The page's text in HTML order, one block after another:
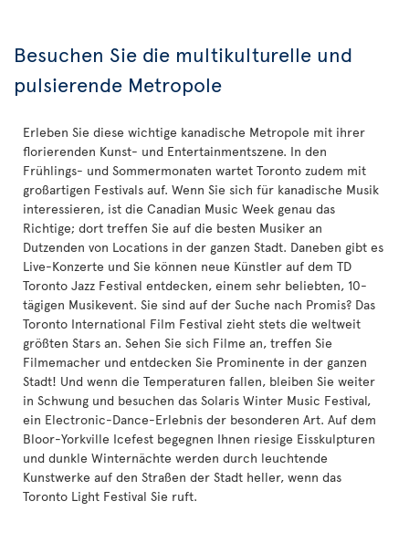
Besuchen Sie die multikulturelle und
pulsierende Metropole
Erleben Sie diese wichtige kanadische Metropole mit ihrer
florierenden Kunst- und Entertainmentszene. In den
Frühlings- und Sommermonaten wartet Toronto zudem mit
großartigen Festivals auf. Wenn Sie sich für kanadische Musik
interessieren, ist die Canadian Music Week genau das
Richtige; dort treffen Sie auf die besten Musiker an
Dutzenden von Locations in der ganzen Stadt. Daneben gibt es
Live-Konzerte und Sie können neue Künstler auf dem TD
Toronto Jazz Festival entdecken, einem sehr beliebten, 10-
tägigen Musikevent. Sie sind auf der Suche nach Promis? Das
Toronto International Film Festival zieht stets die weltweit
größten Stars an. Sehen Sie sich Filme an, treffen Sie
Filmemacher und entdecken Sie Prominente in der ganzen
Stadt! Und wenn die Temperaturen fallen, bleiben Sie weiter
in Schwung und besuchen das Solaris Winter Music Festival,
ein Electronic-Dance-Erlebnis der besonderen Art. Auf dem
Bloor-Yorkville Icefest begegnen Ihnen riesige Eisskulpturen
und dunkle Winternächte werden durch leuchtende
Kunstwerke auf den Straßen der Stadt heller, wenn das
Toronto Light Festival Sie ruft.